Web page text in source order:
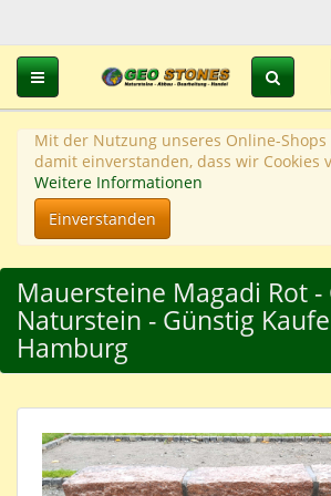
Toggle navigation
Mit der Nutzung unseres Online-Shops
damit einverstanden, dass wir Cookies
Weitere Informationen
Einverstanden
Mauersteine Magadi Rot -
Naturstein - Günstig
Hamburg